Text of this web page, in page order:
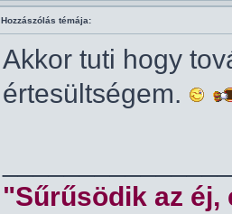
Hozzászólás témája:
Akkor tuti hogy
értesültségem.
"Sűrűsödik az éj,